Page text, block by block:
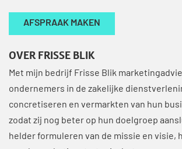
AFSPRAAK MAKEN
OVER FRISSE BLIK
Met mijn bedrijf Frisse Blik
ondernemers in de zakelijke
concretiseren en vermarkten van hun
zodat zij nog beter op hun doelgroep
helder formuleren van de missie en visie,